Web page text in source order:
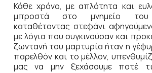
Κάθε χρόνο, με απλότητα και
μπροστά στο μνημείο του
καταθέτοντας στεφάνι
με λόγια που συγκινούσαν και
ζωντανή του μαρτυρία ήταν η
παρελθόν και το μέλλον,
μας να μην ξεχάσουμε ποτέ